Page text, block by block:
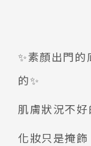
✨素顏出門
的✨
肌膚狀況不好
化妝只是掩